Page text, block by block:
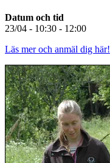
Datum och tid
23/04 - 10:30 - 12:00
Läs mer och anmäl dig här!